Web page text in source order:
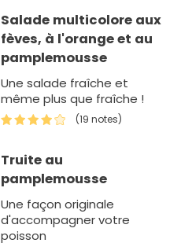
Salade multicolore aux
fèves, à l'orange et au
pamplemousse
Une salade fraîche et
même plus que fraîche !
(19 notes)
Truite au
pamplemousse
Une façon originale
d'accompagner votre
poisson